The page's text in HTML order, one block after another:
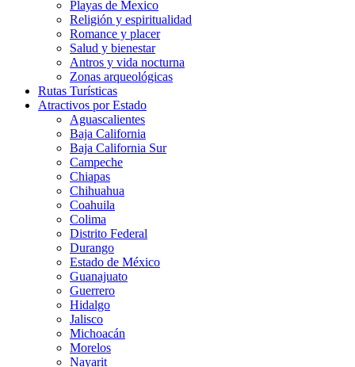
Playas de Mexico
Religión y espiritualidad
Romance y placer
Salud y bienestar
Antros y vida nocturna
Zonas arqueológicas
Rutas Turísticas
Atractivos por Estado
Aguascalientes
Baja California
Baja California Sur
Campeche
Chiapas
Chihuahua
Coahuila
Colima
Distrito Federal
Durango
Estado de México
Guanajuato
Guerrero
Hidalgo
Jalisco
Michoacán
Morelos
Nayarit